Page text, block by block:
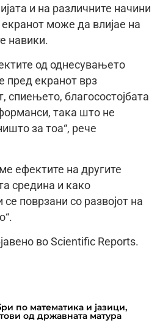
и на различните начини
може да влијае на
навики.
од однесувањето
пред екранот врз
спиењето, благосостојбата
така што не
за тоа“, рече
ефектите на другите
средина и како
поврзани со развојот на
во Scientific Reports.
по математика и јазици,
од државната матура